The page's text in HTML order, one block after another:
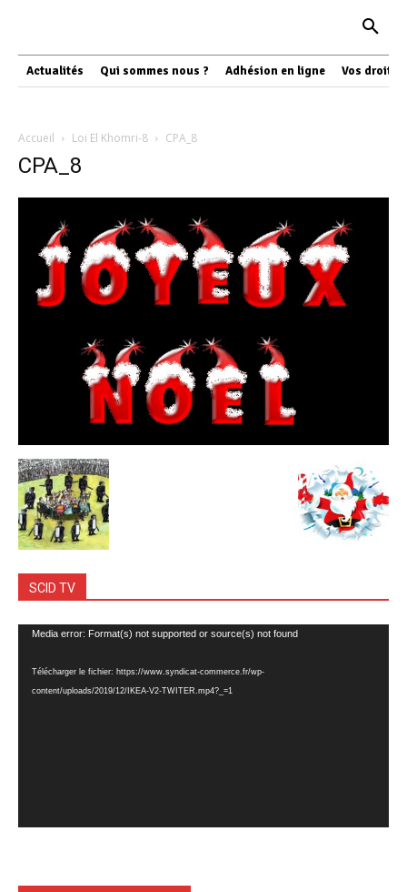
Actualités Qui sommes nous ? Adhésion en ligne Vos droits
Accueil Loi El Khomri-8 CPA_8
CPA_8
SCID TV
Lecteur
Media error: Format(s) not supported or source(s) not found
Télécharger le fichier: https://www.syndicat-commerce.fr/wp-
content/uploads/2019/12/IKEA-V2-TWITER.mp4?_=1